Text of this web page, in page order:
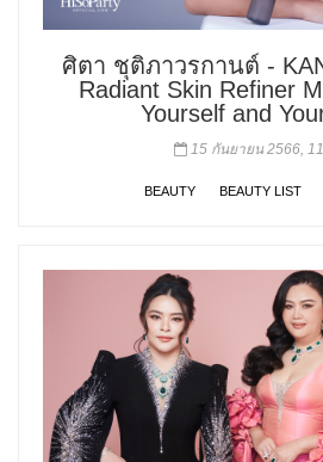
ศิตา ชุติภาวรกานต์ -
Radiant Skin Refiner
Yourself and
15 กันยายน 2566,
BEAUTY BEAUTY LIST